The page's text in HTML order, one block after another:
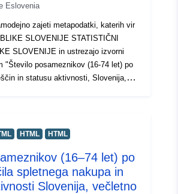
Eslovenia
zajeti metapodatki, katerih vir
SLOVENIJE STATISTIČNI
SLOVENIJE in ustrezajo izvorni
"Število posameznikov (16-74 let) po
in statusu aktivnosti, Slovenija,
portala za vpogled in izbor podatkov,
program PX-Win, ki si ga lahko
oblike izpisa in shranjevanje v
tega pa tudi pregledovanje in
velikosti ter nekaj osnovnih
HTML HTML
(16–74 let) po
spletnega nakupa in
Slovenija, večletno